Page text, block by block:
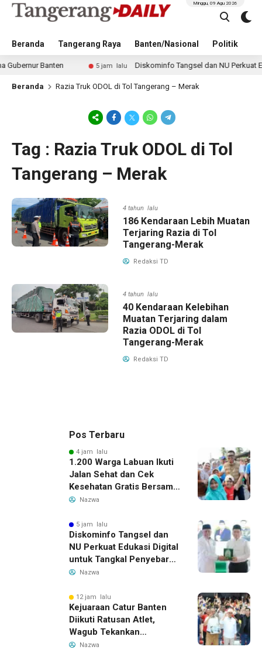
Beranda Tangerang Raya Banten/Nasional Politik
Minggu, 09 Agu 2026
Banten 5 jam lalu Diskominfo Tangsel dan NU Perkuat
Beranda Razia Truk ODOL di Tol Tangerang – Merak
Tag : Razia Truk ODOL di Tol
Tangerang – Merak
4 tahun lalu
186 Kendaraan Lebih Muatan
Terjaring Razia di Tol
Tangerang-Merak
Redaksi TD
4 tahun lalu
40 Kendaraan Kelebihan
Muatan Terjaring dalam
Razia ODOL di Tol
Tangerang-Merak
Redaksi TD
Pos Terbaru
4 jam lalu
1.200 Warga Labuan Ikuti
Jalan Sehat dan Cek
Kesehatan Gratis Bersama
Gubernur Banten
Nazwa
5 jam lalu
Diskominfo Tangsel dan
NU Perkuat Edukasi Digital
untuk Tangkal Penyebaran
Hoaks
Nazwa
12 jam lalu
Kejuaraan Catur Banten
Diikuti Ratusan Atlet,
Wagub Tekankan
Pembinaan Dini
Nazwa